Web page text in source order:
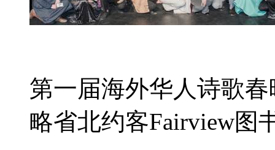
第一届海外华人诗歌春
略省北约客Fairview图